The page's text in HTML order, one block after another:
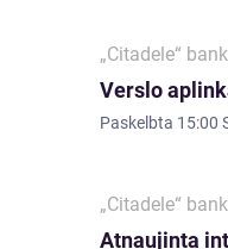
„Citadele“
Verslo
Paskelbta 15:00
„Citadele“
Atnaujinta